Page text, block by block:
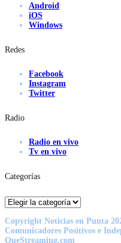
Android
iOS
Windows
Redes
Facebook
Instagram
Twitter
Radio
Radio en vivo
Tv en vivo
Categorías
Categorías
Copyright Noticias en Punta
Comunicadores Positivos e
QueStreaming.com